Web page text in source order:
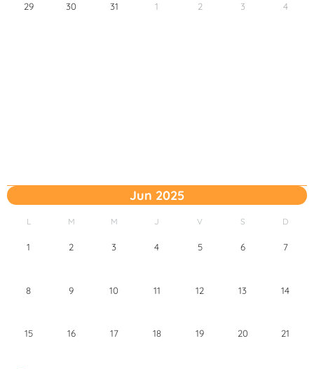
29 30 31 1 2 3 4
Jun 2025
L M M J V S D
1 2 3 4 5 6 7
8 9 10 11 12 13 14
15 16 17 18 19 20 21